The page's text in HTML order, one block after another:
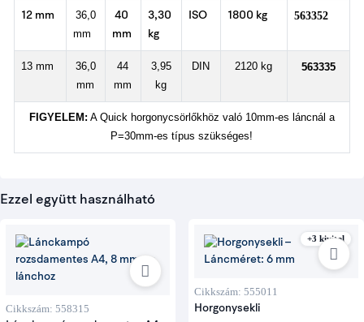
12 mm
36,0
mm
40
mm
3,30
kg
ISO 1800 kg 563352
13 mm
36,0
mm
44
mm
3,95
kg
DIN 2120 kg 563335
FIGYELEM: A Quick horgonycsörlőkhöz való 10mm-es láncnál a
P=30mm-es típus szükséges!
Ezzel együtt használható
Cikkszám: 558315
+3 kivitel
Cikkszám: 555011
Horgonysekli